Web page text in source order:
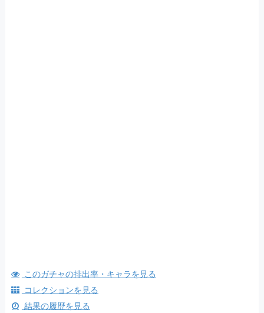
このガチャの排出率・キャラを見る
コレクションを見る
結果の履歴を見る